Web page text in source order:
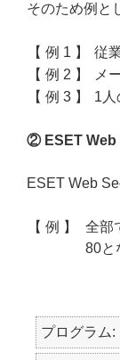
そのため例と
【 例 1 】
従
【 例 2 】
メ
【 例 3 】
1人
② ESET Web
ESET Web
【 例 】
全部
80と
プログラム